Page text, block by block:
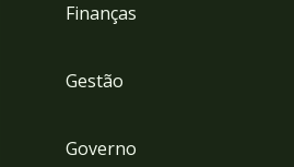
Finanças
Gestão
Governo